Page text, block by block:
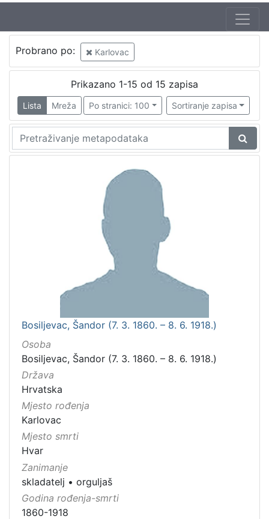
Probrano po: Karlovac
Prikazano 1-15 od 15 zapisa
Lista Mreža Po stranici: 100 Sortiranje zapisa
Bosiljevac, Šandor (7. 3. 1860. – 8. 6. 1918.)
Osoba
Bosiljevac, Šandor (7. 3. 1860. – 8. 6. 1918.)
Država
Hrvatska
Mjesto rođenja
Karlovac
Mjesto smrti
Hvar
Zanimanje
skladatelj • orguljaš
Godina rođenja-smrti
1860-1918